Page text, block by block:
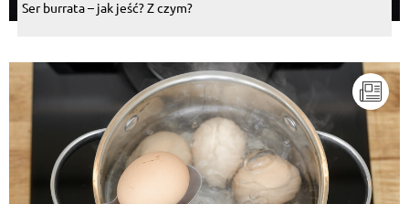
Ser burrata – jak jeść? Z czym?